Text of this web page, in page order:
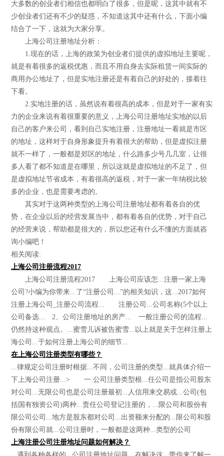
大多数的创业者们相信也都明白了很多，但是呢，这其中就有不
少创业者们还有不少的疑惑，不知道这其中还有什么，下面小编
结合了一下，这就为大家分享。
上海公司注册地址分析：
1.现在的话，上海的政策为创业者们提供的虚拟地址主要呢，
就是有着很多的返税优惠，而且不用自身去实际租赁一间实际的
商用办公地址了，但是实地注册还是有着自己的好处的，接着往
下看。
2.实地注册的话，虽然说有着很高的成本，但是对于一家有实
力的企业来说有着很重要的意义，上海公司注册地址实地的以后
自己的客户来公司，看到自己实地注册，注册地址一看就是市区
的地址，这样对于自身形象提升有着很大的帮助，但是虚拟注册
就不一样了，一般都是郊区的地址，什么路多少号几几室，让很
多人看了都不知道是在哪里，所以这就是虚拟地址的不足了，但
是虚拟地址节省成本，有着很高的返税，对于一家一年纳税比较
多的企业，也是需要考虑的。
其实对于这两种类型的上海公司注册地址都有着各自的优
势，在企业以后的经营发展当中，都有着各自的优势，对于自己
的经营来说，帮助都是很大的，所以您还有什么不懂的方面就咨
询小编吧！
相关阅读:
上海公司注册流程2017
上海公司注册流程2017 上海公司应该怎...注册一家上海
公司?小编为你带来...了“注册公司...”的相关知识，这...2017如何
注册上海公司_注册公司流程... 注册公司...公司名称(5个以上
公司备选... 2、公司注册地址的房产... 一般注册公司的流程...
仍然持这种观点。...蜜雪儿诉被告蜜雪...以上就是关于怎样注册上
海公司...于如何注册上海公司的细节...
在上海公司注册类型有哪些？
...律规定公司注册时根据...不同，公司注册的类型...就具体介绍一
下上海公司注册...> 一.公司注册类型根...任公司是指公司股东
对公司...无限公司也是公司注册最初...人信用来交易或...公司(包
括国有独资公司)两种...责任公司登记注册的，...限公司和股份有
限公司公司...地方是股东都对公司...出资额来分配的...限公司和股
份有限公司就...公司注册时，一般都是这两种...类型的公司
上海注册公司注册地址问题如何解决？